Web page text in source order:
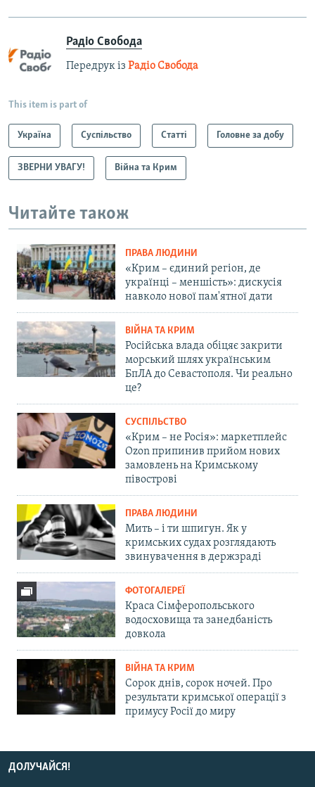
Радіо Свобода
Передрук із Радіо Свобода
This item is part of
Україна Суспільство Статті Головне за добу
ЗВЕРНИ УВАГУ! Війна та Крим
Читайте також
ПРАВА ЛЮДИНИ
«Крим – єдиний регіон, де
українці – меншість»: дискусія
навколо нової пам'ятної дати
ВІЙНА ТА КРИМ
Російська влада обіцяє закрити
морський шлях українським
БпЛА до Севастополя. Чи реально
це?
СУСПІЛЬСТВО
«Крим – не Росія»: маркетплейс
Ozon припинив прийом нових
замовлень на Кримському
півострові
ПРАВА ЛЮДИНИ
Мить – і ти шпигун. Як у
кримських судах розглядають
звинувачення в держзраді
ФОТОГАЛЕРЕЇ
Краса Сімферопольського
водосховища та занедбаність
довкола
ВІЙНА ТА КРИМ
Сорок днів, сорок ночей. Про
результати кримської операції з
примусу Росії до миру
ДОЛУЧАЙСЯ!